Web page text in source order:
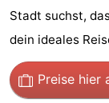
Stadt
der
Plätze
Stadt suchst,
dein ideales
Preise hier